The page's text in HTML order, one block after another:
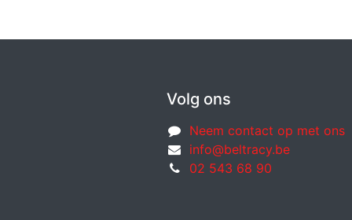
Volg ons
Neem contact op met ons
info@beltracy.be
02 543 68 90